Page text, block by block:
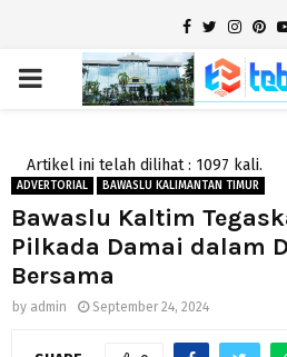
Facebook
Twitter
PRIMARY
Artikel ini telah dilihat : 1097 kali.
ADVERTORIAL BAWASLU KALIMANTAN TIMUR
Bawaslu Kaltim
Pilkada Damai dalam
Bersama
by admin September 24, 2024